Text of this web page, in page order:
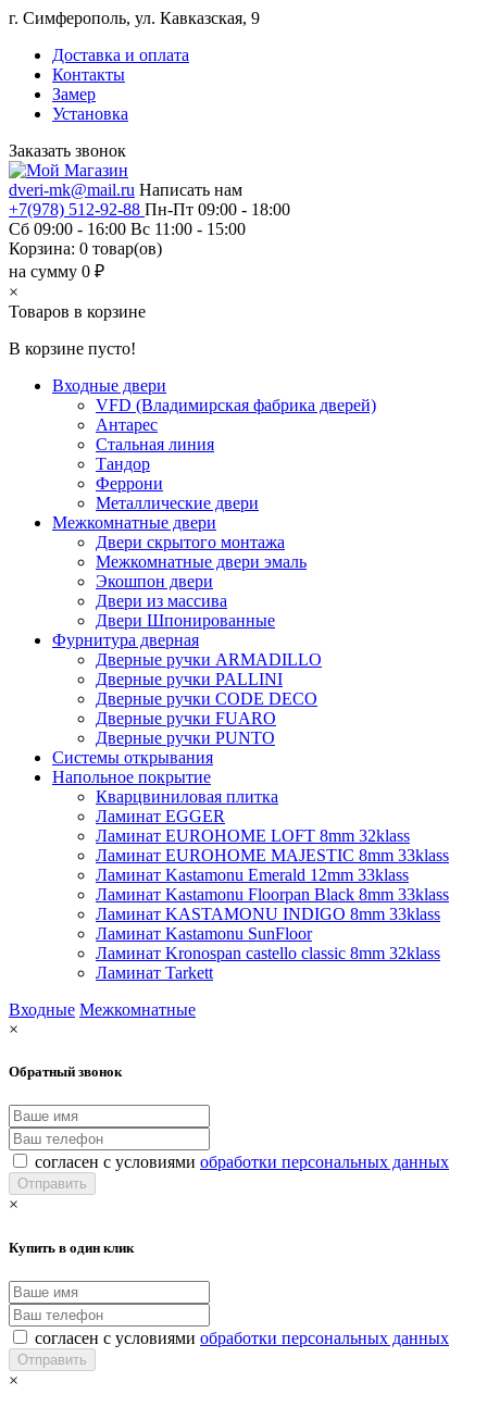
г. Симферополь, ул. Кавказская, 9
Доставка и оплата
Контакты
Замер
Установка
Заказать звонок
dveri-mk@mail.ru Написать нам
+7(978) 512-92-88 Пн-Пт 09:00 - 18:00
Сб 09:00 - 16:00 Вс 11:00 - 15:00
Корзина: 0 товар(ов)
на сумму 0 ₽
×
Товаров в корзине
В корзине пусто!
Входные двери
VFD (Владимирская фабрика дверей)
Антарес
Стальная линия
Тандор
Феррони
Металлические двери
Межкомнатные двери
Двери скрытого монтажа
Межкомнатные двери эмаль
Экошпон двери
Двери из массива
Двери Шпонированные
Фурнитура дверная
Дверные ручки ARMADILLO
Дверные ручки PALLINI
Дверные ручки CODE DECO
Дверные ручки FUARO
Дверные ручки PUNTO
Системы открывания
Напольное покрытие
Кварцвиниловая плитка
Ламинат EGGER
Ламинат EUROHOME LOFT 8mm 32klass
Ламинат EUROHOME MAJESTIC 8mm 33klass
Ламинат Kastamonu Emerald 12mm 33klass
Ламинат Kastamonu Floorpan Black 8mm 33klass
Ламинат KASTAMONU INDIGO 8mm 33klass
Ламинат Kastamonu SunFloor
Ламинат Kronospan castello classic 8mm 32klass
Ламинат Tarkett
Входные Межкомнатные
×
Обратный звонок
согласен с условиями обработки персональных данных
×
Купить в один клик
согласен с условиями обработки персональных данных
×